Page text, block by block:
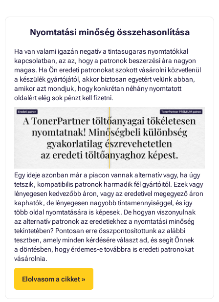
Nyomtatási minőség összehasonlítása
Ha van valami igazán negatív a tintasugaras nyomtatókkal
kapcsolatban, az az, hogy a patronok beszerzési ára nagyon
magas. Ha Ön eredeti patronokat szokott vásárolni közvetlenül
a készülék gyártójától, akkor biztosan egyetért velünk abban,
amikor azt mondjuk, hogy konkrétan néhány nyomtatott
oldalért elég sok pénzt kell fizetni.
Egy ideje azonban már a piacon vannak alternatív vagy, ha úgy
tetszik, kompatibilis patronok harmadik fél gyártóitól. Ezek vagy
lényegesen kedvezőbb áron, vagy az eredetivel megegyező áron
kaphatók, de lényegesen nagyobb tintamennyiséggel, és így
több oldal nyomtatására is képesek. De hogyan viszonyulnak
az alternatív patronok az eredetiekhez a nyomtatási minőség
tekintetében? Pontosan erre összpontosítottunk az alábbi
tesztben, amely minden kérdésére választ ad, és segít Önnek
a döntésben, hogy érdemes-e továbbra is eredeti patronokat
vásárolnia.
Elolvasom a cikket »